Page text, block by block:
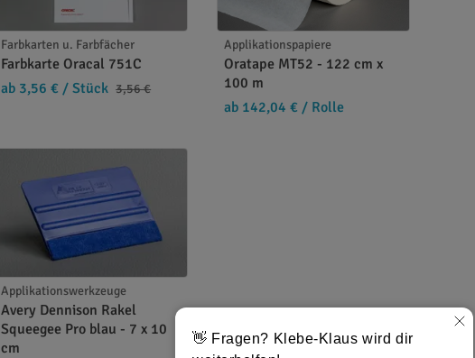
Farbkarten u. Farbfächer
Farbkarte Oracal 751C
ab 3,56 € / Stück 3,56 €
Applikationspapiere
Oratape MT52 - 122 cm x
100 m
ab 142,04 € / Rolle
Applikationswerkzeuge
Avery Dennison Rakel
Squeegee Pro blau - 7 x 10
cm